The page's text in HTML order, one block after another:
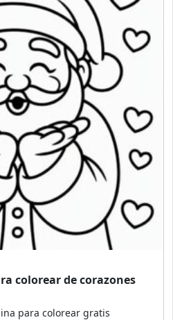
colorear de corazones
para colorear gratis